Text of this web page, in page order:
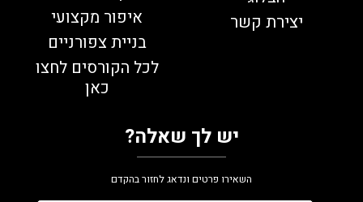
יצירת קשר
איפור מקצועי
בניית צפורניים
לכל הקורסים לחצו
כאן
יש לך שאלה?
השאירו פרטים ונדאג לחזור בהקדם